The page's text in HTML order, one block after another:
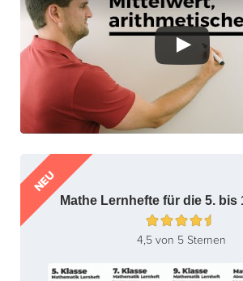
Mathe Lernhefte für die 5. bis
4,5 von 5 Sternen
NEU